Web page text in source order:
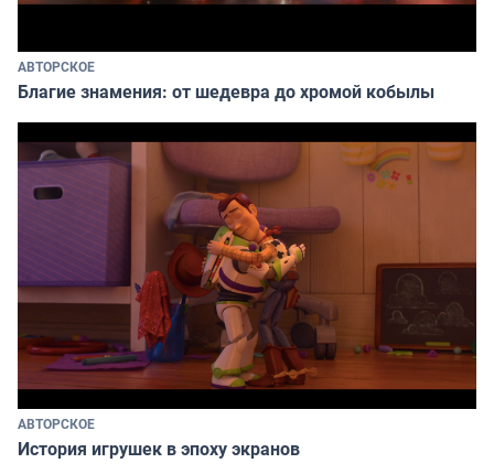
АВТОРСКОЕ
Благие знамения: от шедевра до хромой кобылы
АВТОРСКОЕ
История игрушек в эпоху экранов